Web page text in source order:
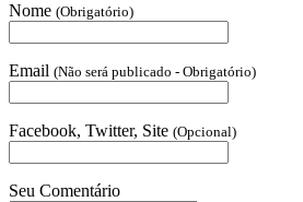
Nome (Obrigatório)
Email (Não será publicado - Obrigatório)
Facebook, Twitter, Site (Opcional)
Seu Comentário